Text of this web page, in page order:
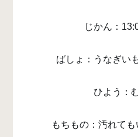
じかん：
ばしょ：うなぎい
ひよう：
もちもの：汚れて